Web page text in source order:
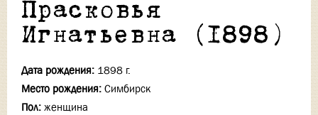
Прасковья
Игнатьевна (1898)
Дата рождения: 1898 г.
Место рождения: Симбирск
Пол: женщина